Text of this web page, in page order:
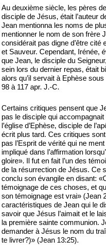
Au deuxième siècle, les pères
disciple de Jésus, était l’auteur
Jean mentionna les noms de
mentionner le nom de son frère
considérait pas digne d’être
et Sauveur. Cependant, Irénée,
que Jean, le disciple du
sein lors du dernier repas, était
alors qu’il servait à Ephèse
98 à 117 apr. J.-C.
Certains critiques pensent que
pas le disciple qui
l’église d’Ephèse, disciple de
écrit plus tard. Ces critiques
pas l’Esprit de vérité qui ne
impliqué dans l’affirmation
gloire». Il fut en fait l’un des
de la résurrection de Jésus. Ce
conclu son évangile en disant:
témoignage de ces choses, et
son témoignage est vrai» (Jean
caractéristiques de Jean qui le
savoir que Jésus l’aimait et le
la première sainte communion.
demander à Jésus le nom du
te livrer?)» (Jean 13:25).